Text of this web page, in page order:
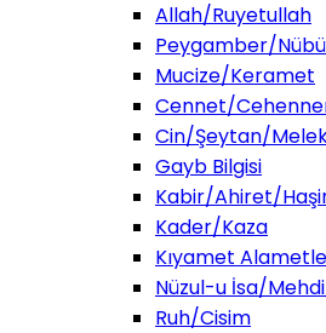
Allah/Ruyetullah
Peygamber/
Mucize/Keramet
Cennet/
Cin/Şeytan/
Gayb Bilgisi
Kabir/Ahiret/
Kader/Kaza
Kıyamet
Nüzul-u İsa/
Ruh/Cisim